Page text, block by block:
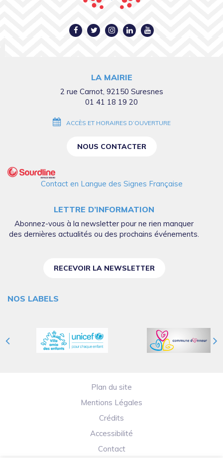
Lien
Facebook
Lien
Twitter
Lien
Instagram
Lien
Linkedin
Lien
LA MAIRIE
2 rue Carnot, 92150 Suresnes
01 41 18 19 20
ACCÈS ET HORAIRES D’OUVERTURE
NOUS CONTACTER
Contact en Langue des Signes Française
LETTRE D’INFORMATION
Abonnez-vous à la newsletter pour ne rien manquer
des dernières actualités ou des prochains événements.
RECEVOIR LA NEWSLETTER
NOS LABELS
Plan du site
Mentions Légales
Crédits
Accessibilité
Contact